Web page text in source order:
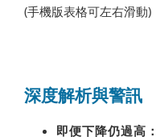
(手機版表格可左右滑動)
深度解析與警訊
即便下降仍過高：